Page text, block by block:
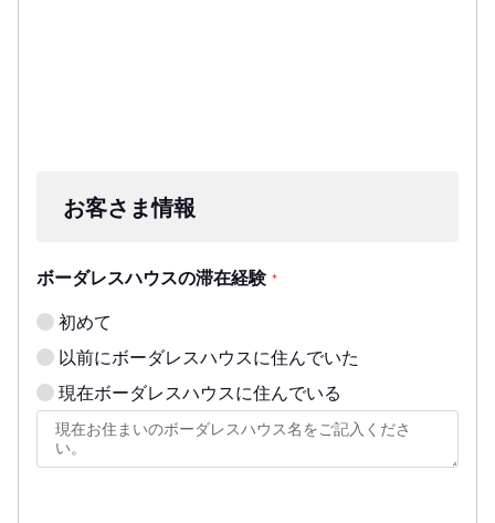
お客さま情報
ボーダレスハウスの滞在経験 *
初めて
以前にボーダレスハウスに住んでいた
現在ボーダレスハウスに住んでいる